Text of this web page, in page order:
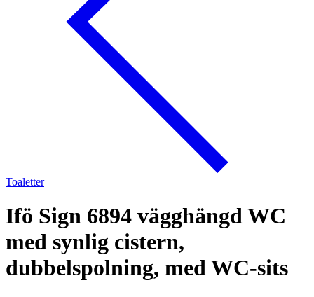
Toaletter
Ifö Sign 6894 vägghängd WC
med synlig cistern,
dubbelspolning, med WC-sits